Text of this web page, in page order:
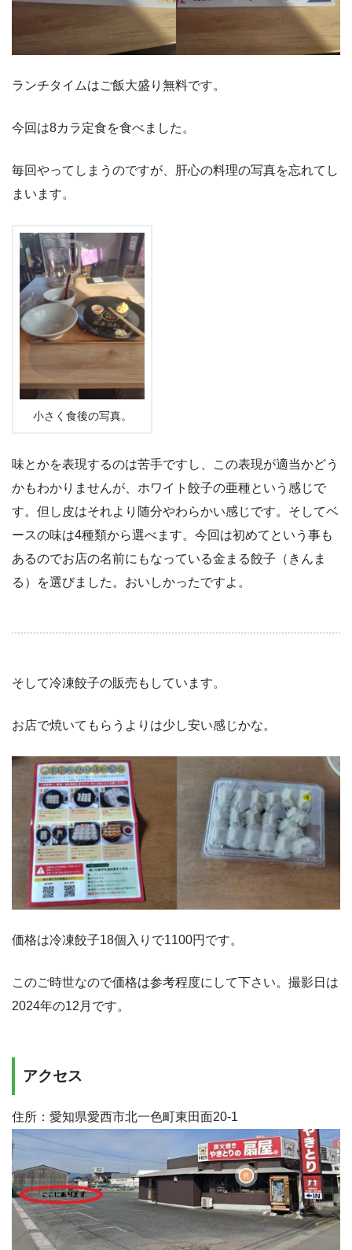
ランチタイムはご飯大盛り無料です。
今回は8カラ定食を食べました。
毎回やってしまうのですが、肝心の料理の写真を忘れてし
まいます。
小さく食後の写真。
味とかを表現するのは苦手ですし、この表現が適当かどう
かもわかりませんが、ホワイト餃子の亜種という感じで
す。但し皮はそれより随分やわらかい感じです。そしてベ
ースの味は4種類から選べます。今回は初めてという事も
あるのでお店の名前にもなっている金まる餃子（きんま
る）を選びました。おいしかったですよ。
そして冷凍餃子の販売もしています。
お店で焼いてもらうよりは少し安い感じかな。
価格は冷凍餃子18個入りで1100円です。
このご時世なので価格は参考程度にして下さい。撮影日は
2024年の12月です。
アクセス
住所：愛知県愛西市北一色町東田面20-1